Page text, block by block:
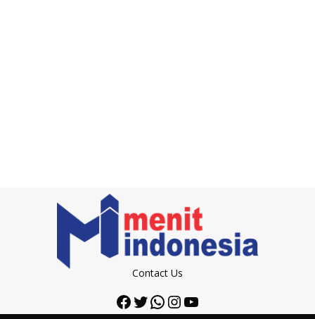
Contact Us
Facebook
Twitter
WhatsApp
Instagram
YouTube